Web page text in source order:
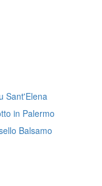
Sant'Elena
in Palermo
Balsamo